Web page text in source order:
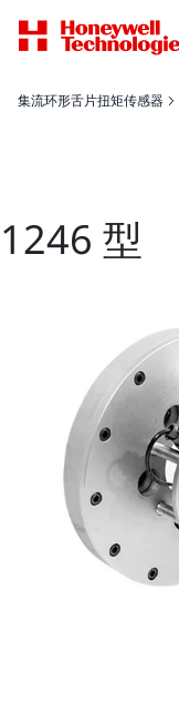
集流环形舌片扭矩传感器
1246 型